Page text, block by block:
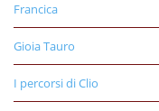
Francica
Gioia Tauro
I percorsi di Clio